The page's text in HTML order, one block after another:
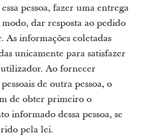
pessoa, fazer uma entrega
dar resposta ao pedido
As informações coletadas
unicamente para satisfazer
Ao fornecer
de outra pessoa, o
de obter primeiro o
informado dessa pessoa, se
pela lei.